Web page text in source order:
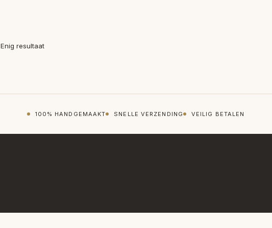
Enig resultaat
100% HANDGEMAAKT SNELLE VERZENDING VEILIG BETALEN